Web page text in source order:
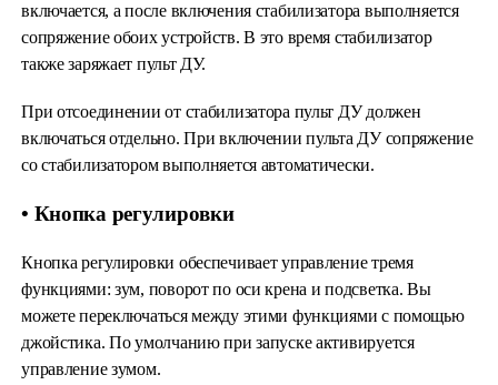
включается, а после включения стабилизатора выполняется
сопряжение обоих устройств. В это время стабилизатор
также заряжает пульт ДУ.
При отсоединении от стабилизатора пульт ДУ должен
включаться отдельно. При включении пульта ДУ сопряжение
со стабилизатором выполняется автоматически.
• Кнопка регулировки
Кнопка регулировки обеспечивает управление тремя
функциями: зум, поворот по оси крена и подсветка. Вы
можете переключаться между этими функциями с помощью
джойстика. По умолчанию при запуске активируется
управление зумом.